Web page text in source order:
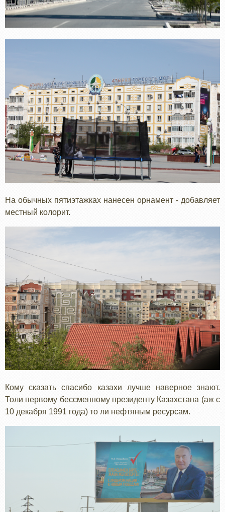
На обычных пятиэтажках нанесен орнамент - добавляет
местный колорит.
Кому сказать спасибо казахи лучше наверное знают.
Толи первому бессменному президенту Казахстана (аж с
10 декабря 1991 года) то ли нефтяным ресурсам.